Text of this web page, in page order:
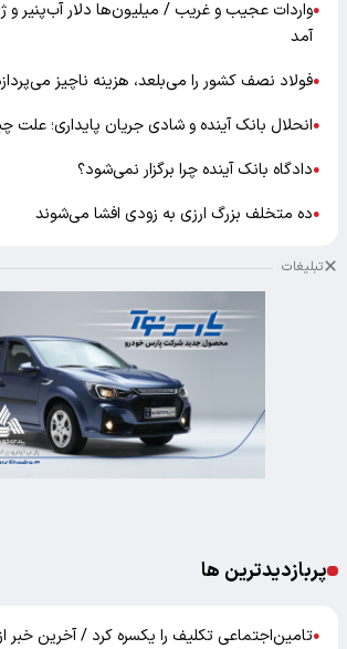
●واردات عجیب و غریب / میلیون‌ها دلار آب‌پنیر و
آمد
●فولاد نصف کشور را می‌بلعد، هزینه ناچیز
●انحلال بانک آینده و شادی جریان پایداری؛
●دادگاه بانک آینده چرا برگزار نمی‌شود؟
●ده متخلف بزرگ ارزی به زودی افشا می‌شوند
تبلیغات
پربازدیدترین ها
●تامین‌اجتماعی تکلیف را یکسره کرد / آخرین خبر